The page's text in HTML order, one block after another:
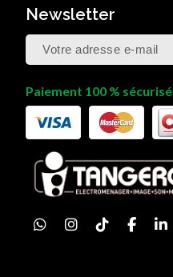
Newsletter
Paiement 100 % sécurisé